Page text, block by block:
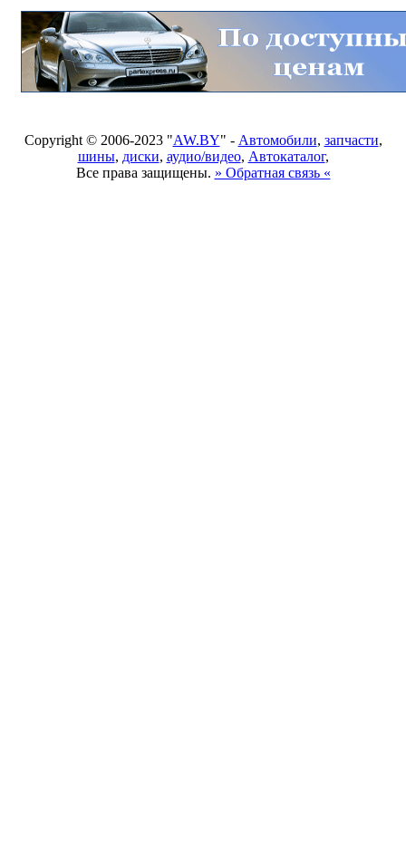
Copyright © 2006-2023 "AW.BY" - Автомобили, запчасти,
шины, диски, аудио/видео, Автокаталог,
Все права защищены. » Обратная связь «